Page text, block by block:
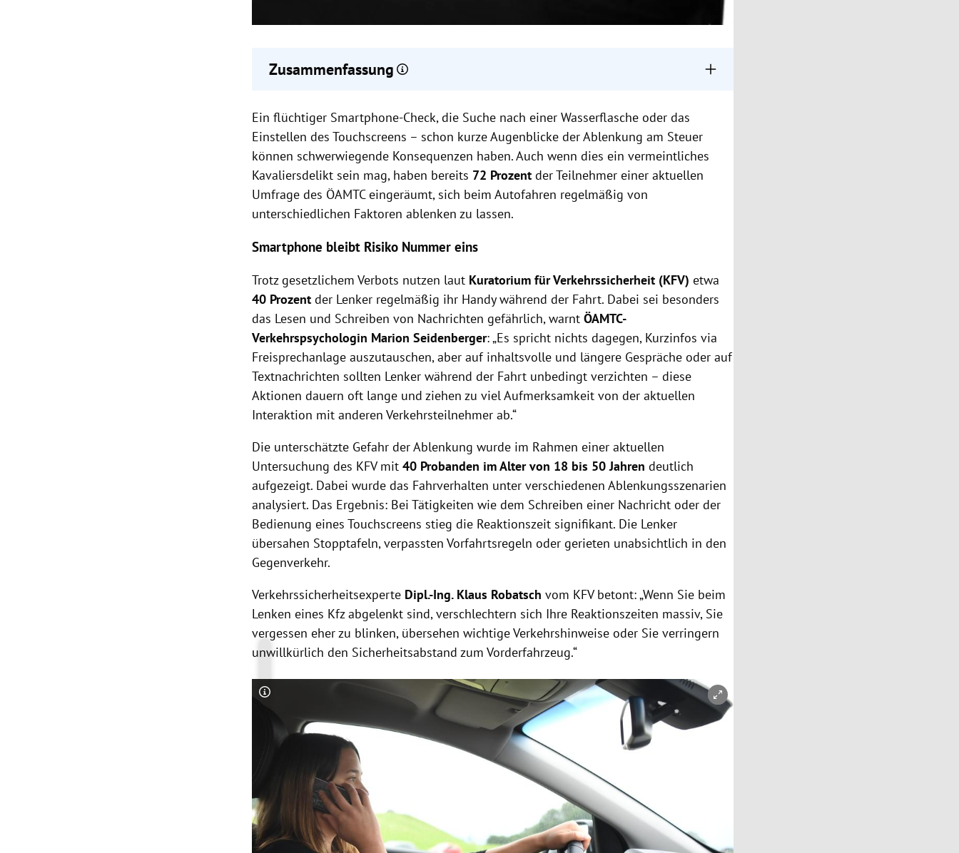
Zusammenfassung
weit verbreitetes Problem im Straßenverkehr.
Österreichische Studien zeigen, dass Ablenkung am Steuer ein Hauptgrund für
Verkehrsunfälle ist, wobei jeder vierte Unfall darauf zurückzuführen ist.
Verkehrsorganisationen fordern strengere Maßnahmen und Sanktionen gegen
Handyverstöße sowie mehr Prävention und technische Lösungen gegen Ablenkungen am
Steuer.
Ein flüchtiger Smartphone-Check,die Suche nach einer Wasserflasche oder das
Einstellen des Touchscreens – schon kurzeAugenblicke der Ablenkung am Steuer
können schwerwiegende Konsequenzen haben.Auch wenn dies ein vermeintliches
Kavaliersdelikt sein mag, haben bereits 72 Prozent derTeilnehmer einer aktuellen
Umfrage des ÖAMTC eingeräumt,sich beimAutofahren regelmäßigvon
unterschiedlichen Faktoren ablenken zu lassen.
Smartphone bleibt Risiko Nummer eins
Trotz gesetzlichem Verbots nutzen laut Kuratorium für Verkehrssicherheit (KFV) etwa
40 Prozent der Lenker regelmäßig ihr Handy während der Fahrt. Dabei sei besonders
das Lesen und Schreiben von Nachrichten gefährlich, warntÖAMTC-
Verkehrspsychologin Marion Seidenberger: „Es spricht nichts dagegen, Kurzinfos via
Freisprechanlage auszutauschen, aber auf inhaltsvolle und längere Gespräche oder auf
Textnachrichten sollten Lenker während der Fahrt unbedingt verzichten – diese
Aktionen dauern oft lange und ziehen zu viel Aufmerksamkeit von der aktuellen
Interaktion mit anderen Verkehrsteilnehmer ab.“
Die unterschätzte Gefahr der Ablenkung wurde im Rahmen einer aktuellen
Untersuchung des KFV mit40 Probanden im Alter von 18 bis 50 Jahren deutlich
aufgezeigt. Dabei wurde das Fahrverhalten unter verschiedenen Ablenkungsszenarien
analysiert. Das Ergebnis: Bei Tätigkeiten wie dem Schreiben einer Nachricht oder der
Bedienung eines Touchscreens stieg die Reaktionszeit signifikant. Die Lenker
übersahen Stopptafeln, verpassten Vorfahrtsregeln oder gerieten unabsichtlich in den
Gegenverkehr.
Verkehrssicherheitsexperte Dipl.-Ing. Klaus Robatsch vom KFV betont: „Wenn Sie beim
Lenken eines Kfz abgelenkt sind, verschlechtern sich Ihre Reaktionszeiten massiv, Sie
vergessen eher zu blinken, übersehen wichtige Verkehrshinweise oder Sie verringern
unwillkürlich den Sicherheitsabstand zum Vorderfahrzeug.“
Copyright-Hinweis öffnen/schließen